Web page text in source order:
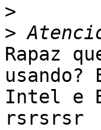
>
>
Rapaz
usando?
Intel e
rsrsrsr